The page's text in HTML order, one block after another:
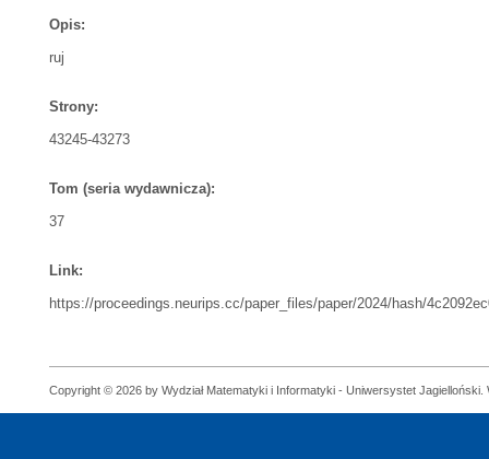
Opis:
ruj
Strony:
43245-43273
Tom (seria wydawnicza):
37
Link:
https://proceedings.neurips.cc/paper_files/paper/2024/hash/
Copyright © 2026 by Wydział Matematyki i Informatyki - Uniwersystet